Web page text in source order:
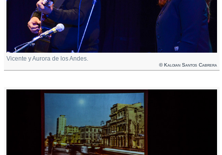
Vicente y Aurora de los Andes.
© Kaloian Santos Cabrera